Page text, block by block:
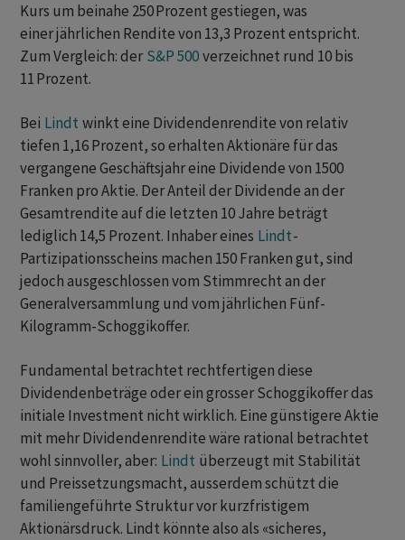
Kurs um beinahe 250 Prozent gestiegen, was
einer jährlichen Rendite von 13,3 Prozent entspricht.
Zum Vergleich: der S&P 500verzeichnet rund 10 bis
11 Prozent.
Bei Lindt winkt eine Dividendenrendite von relativ
tiefen 1,16 Prozent, so erhalten Aktionäre für das
vergangene Geschäftsjahr eine Dividende von 1500
Franken pro Aktie. Der Anteil der Dividende an der
Gesamtrendite auf die letzten 10 Jahre beträgt
lediglich 14,5 Prozent. Inhaber eines Lindt-
Partizipationsscheins machen 150 Franken gut, sind
jedoch ausgeschlossen vom Stimmrecht an der
Generalversammlung und vom jährlichen Fünf-
Kilogramm-Schoggikoffer.
Fundamental betrachtet rechtfertigen diese
Dividendenbeträge oder ein grosser Schoggikoffer das
initiale Investment nicht wirklich. Eine günstigere Aktie
mit mehr Dividendenrendite wäre rational betrachtet
wohl sinnvoller, aber: Lindt überzeugt mit Stabilität
und Preissetzungsmacht, ausserdem schützt die
familiengeführte Struktur vor kurzfristigem
Aktionärsdruck. Lindt könnte also als «sicheres,